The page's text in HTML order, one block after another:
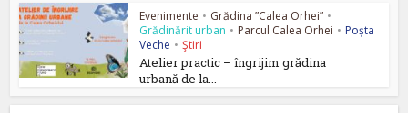
Evenimente • Grădina ”Calea Orhei” •
Grădinărit urban • Parcul Calea Orhei • Poșta
Veche • Ştiri
Atelier practic – îngrijim grădina
urbană de la...